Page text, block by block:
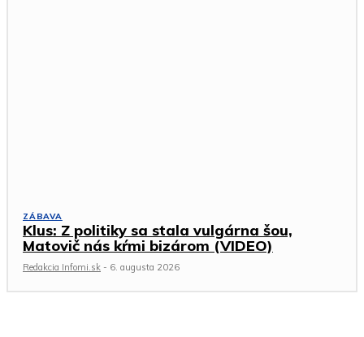
ZÁBAVA
Klus: Z politiky sa stala vulgárna šou,
Matovič nás kŕmi bizárom (VIDEO)
Redakcia Infomi.sk - 6. augusta 2026